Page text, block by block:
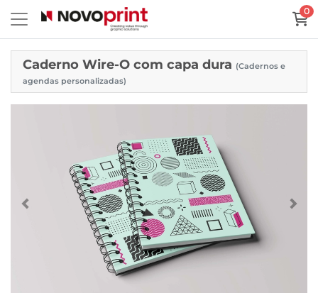
0
Caderno Wire-O com capa dura (Cadernos e
agendas personalizadas)